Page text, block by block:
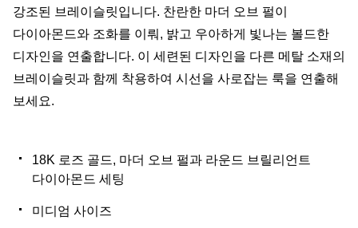
강조된 브레이슬릿입니다. 찬란한 마더 오브 펄이
다이아몬드와 조화를 이뤄, 밝고 우아하게 빛나는 볼드한
디자인을 연출합니다. 이 세련된 디자인을 다른 메탈 소재의
브레이슬릿과 함께 착용하여 시선을 사로잡는 룩을 연출해
보세요.
18K 로즈 골드, 마더 오브 펄과 라운드 브릴리언트
다이아몬드 세팅
미디엄 사이즈